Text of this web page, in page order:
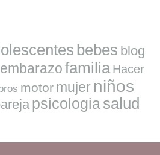
bebes blog
embarazofamilia Hacer
motor mujer niños
psicologiasalud